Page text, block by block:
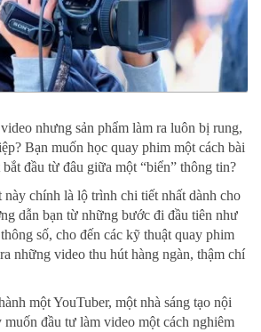
nhưng sản phẩm làm ra luôn bị rung,
Bạn muốn học quay phim một cách bài
đầu từ đâu giữa một “biển” thông tin?
chính là lộ trình chi tiết nhất dành cho
dẫn bạn từ những bước đi đầu tiên như
số, cho đến các kỹ thuật quay phim
những video thu hút hàng ngàn, thậm chí
một YouTuber, một nhà sáng tạo nội
đầu tư làm video một cách nghiêm